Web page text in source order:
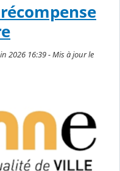
2026 16:39 - Mis à jour le